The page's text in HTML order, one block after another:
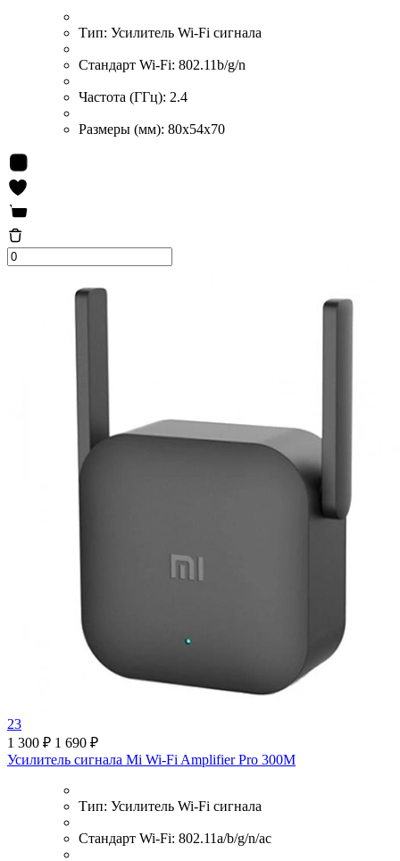
Тип: Усилитель Wi-Fi сигнала
Стандарт Wi-Fi: 802.11b/g/n
Частота (ГГц): 2.4
Размеры (мм): 80x54x70
23
1 300 ₽ 1 690 ₽
Усилитель сигнала Mi Wi-Fi Amplifier Pro 300М
Тип: Усилитель Wi-Fi сигнала
Стандарт Wi-Fi: 802.11a/b/g/n/ac